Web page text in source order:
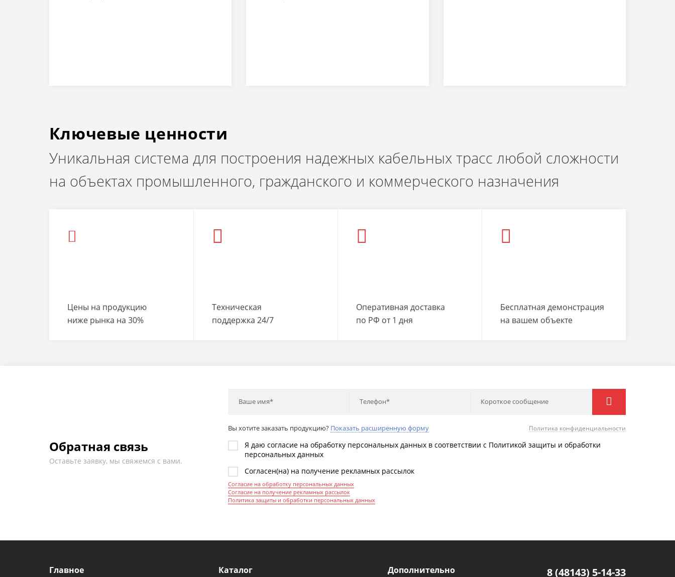
Ключевые ценности
Уникальная система для построения надежных кабельных трасс любой сложности
на объектах промышленного, гражданского и коммерческого назначения
Цены на продукцию
ниже рынка на 30%
Техническая
поддержка 24/7
Оперативная доставка
по РФ от 1 дня
Бесплатная демонстрация
на вашем объекте
Обратная связь
Оставьте заявку, мы свяжемся с вами.
Ваше имя* Телефон* Короткое сообщение
Вы хотите заказать продукцию? Показать расширенную форму Политика конфиденциальности
Я даю согласие на обработку персональных данных в соответствии с Политикой защиты и обработки
персональных данных
Согласен(на) на получение рекламных рассылок
Согласие на обработку персональных данных
Согласие на получение рекламных рассылок
Политика защиты и обработки персональных данных
Главное Каталог Дополнительно 8 (48143) 5-14-33